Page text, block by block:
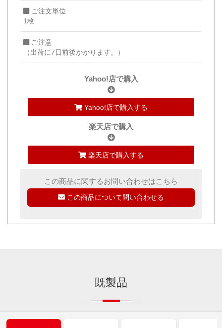
ご注文単位
1枚
ご注意
（出荷に7日前後かかります。）
Yahoo!店で購入
Yahoo!店で購入する
楽天店で購入
楽天店で購入する
この商品に関するお問い合わせはこちら
この商品について問い合わせる
既製品